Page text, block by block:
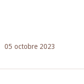
05 octobre 2023